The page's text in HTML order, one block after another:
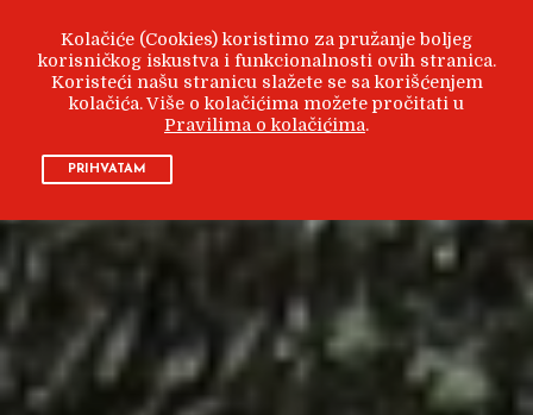
Kolačiće (Cookies) koristimo za pružanje boljeg
korisničkog iskustva i funkcionalnosti ovih stranica.
Koristeći našu stranicu slažete se sa korišćenjem
kolačića. Više o kolačićima možete pročitati u
Pravilima o kolačićima.
PRIHVATAM